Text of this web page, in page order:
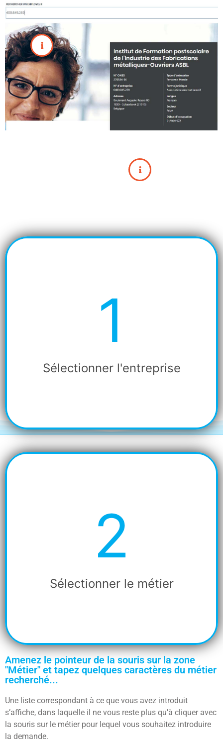
1
Sélectionner l'entreprise
Etape
1
2
Sélectionner le métier
Etape
2
Amenez le pointeur de la souris sur la zone
"Métier" et tapez quelques caractères du métier
recherché...
Une liste correspondant à ce que vous avez introduit
s’affiche, dans laquelle il ne vous reste plus qu’à cliquer avec
la souris sur le métier pour lequel vous souhaitez introduire
la demande.